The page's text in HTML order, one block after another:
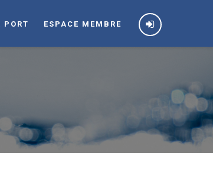
PORT ESPACE MEMBRE